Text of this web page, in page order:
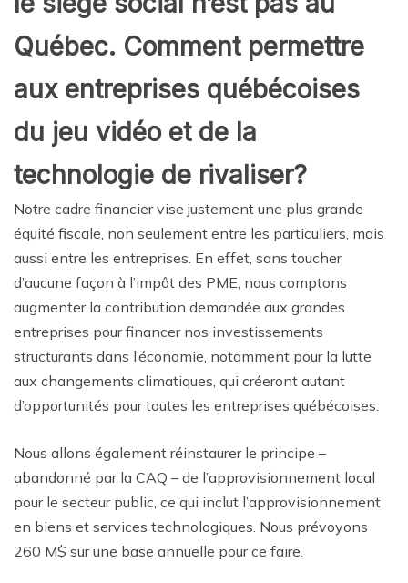
Québec. Comment permettre
aux entreprises québécoises
du jeu vidéo et de la
technologie de rivaliser?
Notre cadre financier vise justement une plus grande
équité fiscale, non seulement entre les particuliers, mais
aussi entre les entreprises. En effet, sans toucher
d’aucune façon à l’impôt des PME, nous comptons
augmenter la contribution demandée aux grandes
entreprises pour financer nos investissements
structurants dans l’économie, notamment pour la lutte
aux changements climatiques, qui créeront autant
d’opportunités pour toutes les entreprises québécoises.
Nous allons également réinstaurer le principe –
abandonné par la CAQ – de l’approvisionnement local
pour le secteur public, ce qui inclut l’approvisionnement
en biens et services technologiques. Nous prévoyons
260 M$ sur une base annuelle pour ce faire.